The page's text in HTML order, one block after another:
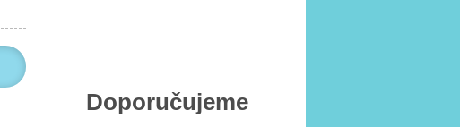
Doporučujeme